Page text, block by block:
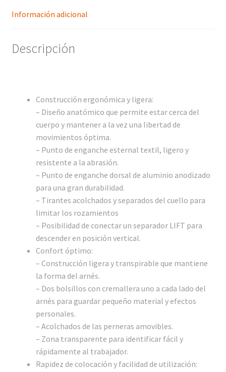
Información adicional
Descripción
Construcción ergonómica y ligera:
– Diseño anatómico que permite estar cerca del
cuerpo y mantener a la vez una libertad de
movimientos óptima.
– Punto de enganche esternal textil, ligero y
resistente a la abrasión.
– Punto de enganche dorsal de aluminio anodizado
para una gran durabilidad.
– Tirantes acolchados y separados del cuello para
limitar los rozamientos
– Posibilidad de conectar un separador LIFT para
descender en posición vertical.
Confort óptimo:
– Construcción ligera y transpirable que mantiene
la forma del arnés.
– Dos bolsillos con cremallera uno a cada lado del
arnés para guardar pequeño material y efectos
personales.
– Acolchados de las perneras amovibles.
– Zona transparente para identificar fácil y
rápidamente al trabajador.
Rapidez de colocación y facilidad de utilización: